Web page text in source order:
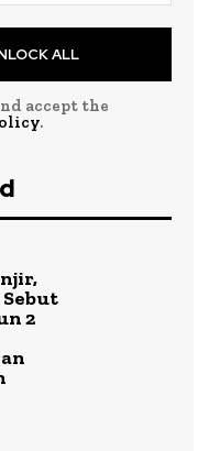
ALL
accept the
.
2